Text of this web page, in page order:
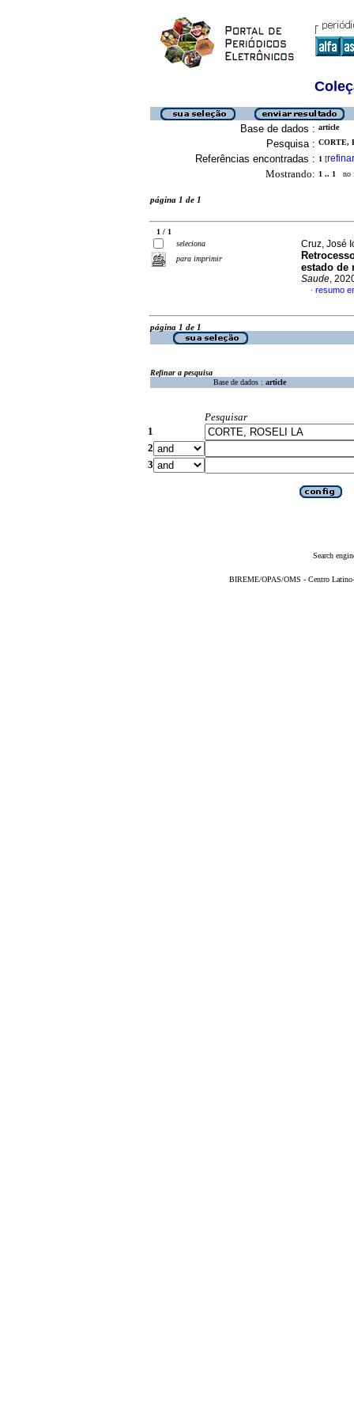
Base de dados : article
Pesquisa : CORTE,
Referências encontradas : 1 [refinar
Mostrando: 1 .. 1 no
página 1 de 1
1 / 1
seleciona
para imprimir
Cruz, José
estado de
Saude,
· resumo
página 1 de 1
Refinar a pesquisa
Base de dados : article
Pesquisar
1
2
3
Search
BIREME/OPAS/OMS - Centro Latino-